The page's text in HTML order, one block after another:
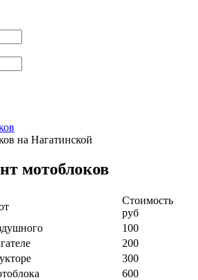
на Нагатинской
мотоблоков
Стоимость
руб
100
200
300
600